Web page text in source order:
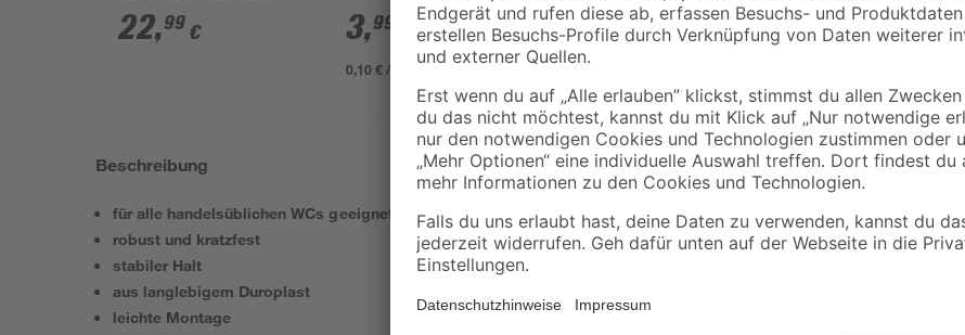
Stopp-Funktion weiß
22,99 € 3,99
0,10 € / Liter
4+1 Stück
22,99 €
geruchsneutral 1 kg
16,99€
Beschreibung
für alle handelsüblichen WCs geeignet
robust und kratzfest
stabiler Halt
aus langlebigem Duroplast
leichte Montage
Genieße die harmonische
ansprechenden und langlebigen
Dank des Steine-Motivs
Stil. In kräftigem Mehrfarbig
aus Kunststoff, der dir
puncto Funktionalität und